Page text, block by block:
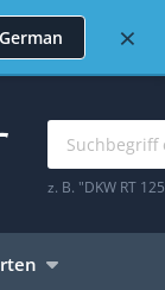
×
z. B. "DKW RT